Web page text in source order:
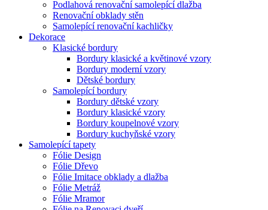
Podlahová renovační samolepící dlažba
Renovační obklady stěn
Samolepící renovační kachličky
Dekorace
Klasické bordury
Bordury klasické a květinové vzory
Bordury moderní vzory
Dětské bordury
Samolepící bordury
Bordury dětské vzory
Bordury klasické vzory
Bordury koupelnové vzory
Bordury kuchyňské vzory
Samolepící tapety
Fólie Design
Fólie Dřevo
Fólie Imitace obklady a dlažba
Fólie Metráž
Fólie Mramor